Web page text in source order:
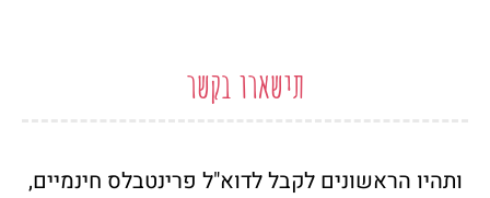
תישארו בקשר
ותהיו הראשונים לקבל לדוא"ל פרינטבלס חינמיים,